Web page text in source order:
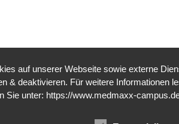
auf unserer Webseite sowie externe
& deaktivieren. Für weitere
Sie unter: https://www.medmaxx-